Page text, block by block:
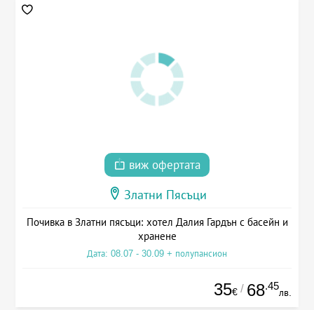
виж офертата
Златни Пясъци
Почивка в Златни пясъци: хотел Далия Гардън с басейн и
хранене
Дата: 08.07 - 30.09 + полупансион
35€ / 68.45
лв.